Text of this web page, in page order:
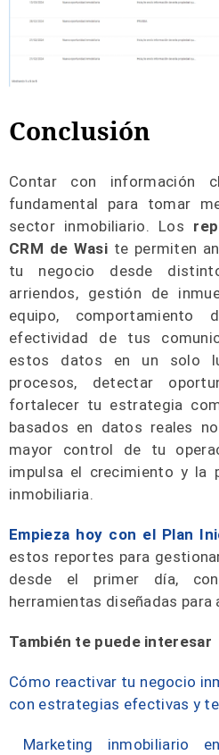
Conclusión
Contar con información
fundamental para tomar
sector inmobiliario. Los
CRM de Wasi te permiten
tu negocio desde
arriendos, gestión de
equipo,
efectividad de tus
estos datos en un solo
procesos, detectar
fortalecer tu estrategia
basados en datos reales
mayor control de tu
impulsa el crecimiento y la
inmobiliaria.
Empieza hoy con el Plan
estos reportes para
desde el primer día,
herramientas diseñadas para
También te puede interesar
Cómo reactivar tu negocio
con estrategias efectivas y
Marketing inmobiliario